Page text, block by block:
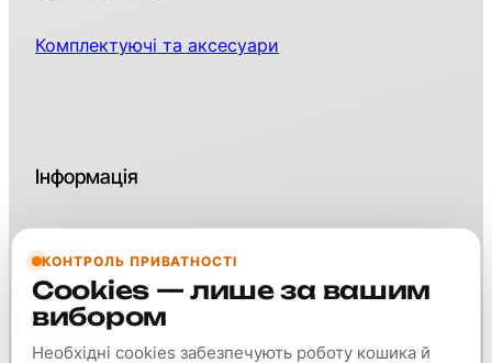
Комплектуючі та аксесуари
Інформація
Контакти
Про нас
КОНТРОЛЬ ПРИВАТНОСТІ
Cookies — лише за вашим
вибором
Необхідні cookies забезпечують роботу кошика й